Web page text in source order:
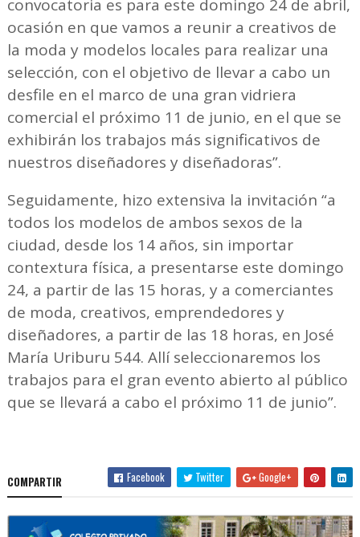
convocatoria es para este domingo 24 de abril,
ocasión en que vamos a reunir a creativos de
la moda y modelos locales para realizar una
selección, con el objetivo de llevar a cabo un
desfile en el marco de una gran vidriera
comercial el próximo 11 de junio, en el que se
exhibirán los trabajos más significativos de
nuestros diseñadores y diseñadoras”.
Seguidamente, hizo extensiva la invitación “a
todos los modelos de ambos sexos de la
ciudad, desde los 14 años, sin importar
contextura física, a presentarse este domingo
24, a partir de las 15 horas, y a comerciantes
de moda, creativos, emprendedores y
diseñadores, a partir de las 18 horas, en José
María Uriburu 544. Allí seleccionaremos los
trabajos para el gran evento abierto al público
que se llevará a cabo el próximo 11 de junio”.
COMPARTIR Facebook Twitter Google+